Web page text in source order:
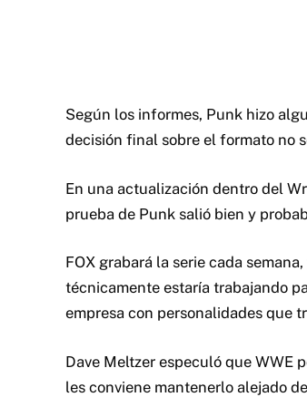
Según los informes, Punk hizo
decisión final sobre el formato no
En una actualización dentro del
prueba de Punk salió bien y
FOX grabará la serie cada
técnicamente estaría trabajando
empresa con personalidades que
Dave Meltzer especuló que WWE
les conviene mantenerlo alejado